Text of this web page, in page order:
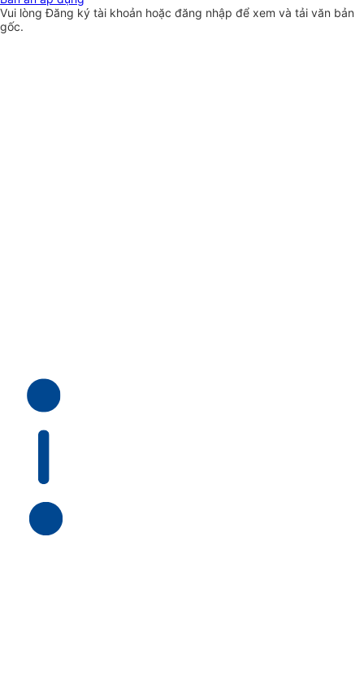
Vui lòngĐăng ký tài khoản hoặc đăng nhập để xem và tải văn bản
gốc.